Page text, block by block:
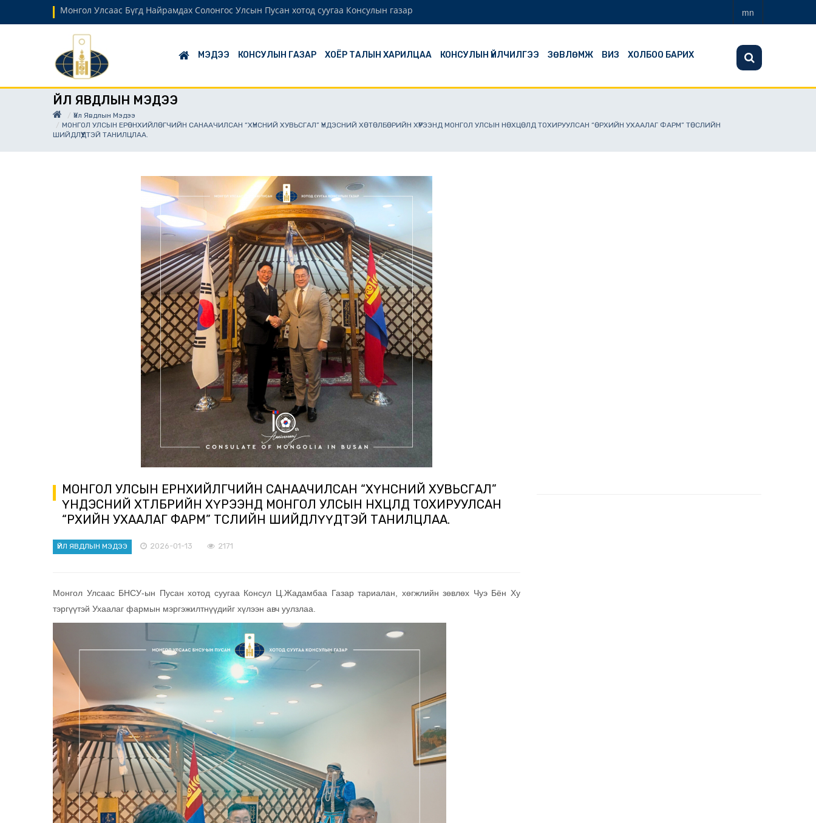
Монгол Улсаас Бүгд Найрамдах Солонгос Улсын Пусан хотод суугаа Консулын газар mn
МЭДЭЭ КОНСУЛЫН ГАЗАР ХОЁР ТАЛЫН ХАРИЛЦАА КОНСУЛЫН ҮЙЛЧИЛГЭЭ ЗӨВЛӨМЖ ВИЗ ХОЛБОО БАРИХ
ҮЙЛ ЯВДЛЫН МЭДЭЭ
Үйл Явдлын Мэдээ
МОНГОЛ УЛСЫН ЕРӨНХИЙЛӨГЧИЙН САНААЧИЛСАН “ХҮНСНИЙ ХУВЬСГАЛ” ҮНДЭСНИЙ ХӨТӨЛБӨРИЙН ХҮРЭЭНД МОНГОЛ УЛСЫН НӨХЦӨЛД ТОХИРУУЛСАН “ӨРХИЙН УХААЛАГ ФАРМ” ТӨСЛИЙН
ШИЙДЛҮҮДТЭЙ ТАНИЛЦЛАА.
МОНГОЛ УЛСЫН ЕРӨНХИЙЛӨГЧИЙН САНААЧИЛСАН “ХҮНСНИЙ ХУВЬСГАЛ”
ҮНДЭСНИЙ ХӨТӨЛБӨРИЙН ХҮРЭЭНД МОНГОЛ УЛСЫН НӨХЦӨЛД ТОХИРУУЛСАН
“ӨРХИЙН УХААЛАГ ФАРМ” ТӨСЛИЙН ШИЙДЛҮҮДТЭЙ ТАНИЛЦЛАА.
ҮЙЛ ЯВДЛЫН МЭДЭЭ 2026-01-13 2171
Монгол Улсаас БНСУ-ын Пусан хотод суугаа Консул Ц.Жадамбаа Газар тариалан, хөгжлийн зөвлөх Чуэ Бён Ху
тэргүүтэй Ухаалаг фармын мэргэжилтнүүдийг хүлээн авч уулзлаа.